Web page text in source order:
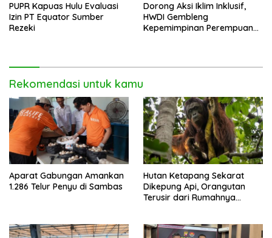
PUPR Kapuas Hulu Evaluasi
Izin PT Equator Sumber
Rezeki
Dorong Aksi Iklim Inklusif,
HWDI Gembleng
Kepemimpinan Perempuan
Rekomendasi untuk kamu
Aparat Gabungan Amankan
1.286 Telur Penyu di Sambas
Hutan Ketapang Sekarat
Dikepung Api, Orangutan
Terusir dari Rumahnya